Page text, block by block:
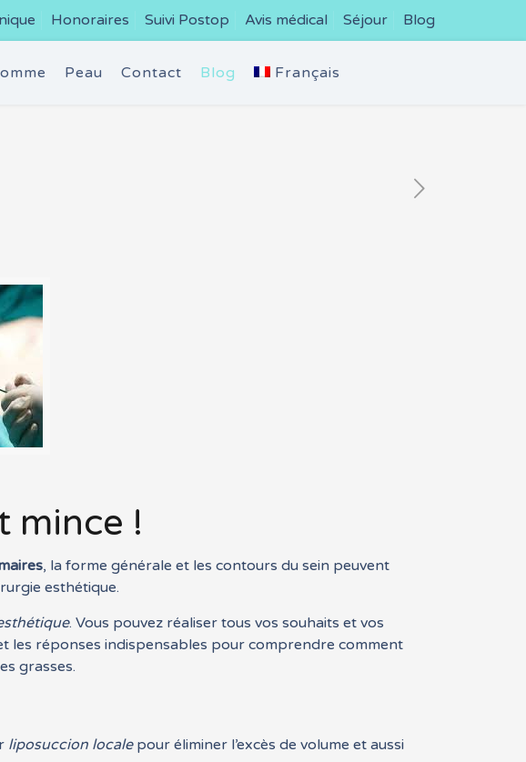
Honoraires Suivi Postop Avis médical Séjour Blog
Peau Contact Blog Français
mince !
, la forme générale et les contours du sein peuvent
esthétique.
. Vous pouvez réaliser tous vos souhaits et vos
les réponses indispensables pour comprendre comment
grasses.
liposuccion localepour éliminer l’excès de volume et aussi